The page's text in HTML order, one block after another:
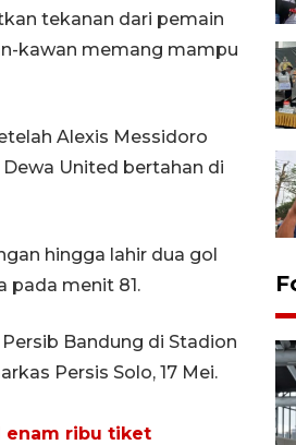
tekanan dari pemain
kawan memang mampu
Alexis Messidoro
United bertahan di
hingga lahir dua gol
pada menit 81.
Bandung di Stadion
Persis Solo, 17 Mei.
enam ribu tiket